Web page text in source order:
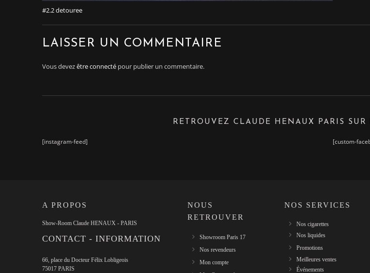
#2.2 detouree
LAISSER UN COMMENTAIRE
Vous devezêtre connecté pour publier un commentaire.
RETROUVEZ CLAUDE HENAUX PARIS SUR
[instagram-feed] [custom-
A PROPOS
Show-Room Claude HENAUX - PARIS
CONTACT - INFORMATION
66, place du Docteur Félix Lobligeois
75017 PARIS
NOUS
RETROUVER
Showroom Paris 17
Nos revendeurs
Mon compte
NOS SERVICES
Nos cigarettes
Nos liquides
Promotions
Meilleures ventes
Événements